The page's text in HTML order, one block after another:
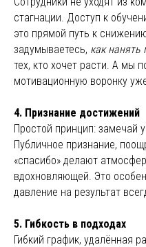
стагнации. Доступ к
это прямой путь к
задумываетесь, как
тех, кто хочет расти. А мы
мотивационную воронку
4. Признание достижений
Простой принцип: замечай
Публичное признание,
«спасибо» делают
вдохновляющей. Это
давление на результат
5. Гибкость в подходах
Гибкий график, удалённая